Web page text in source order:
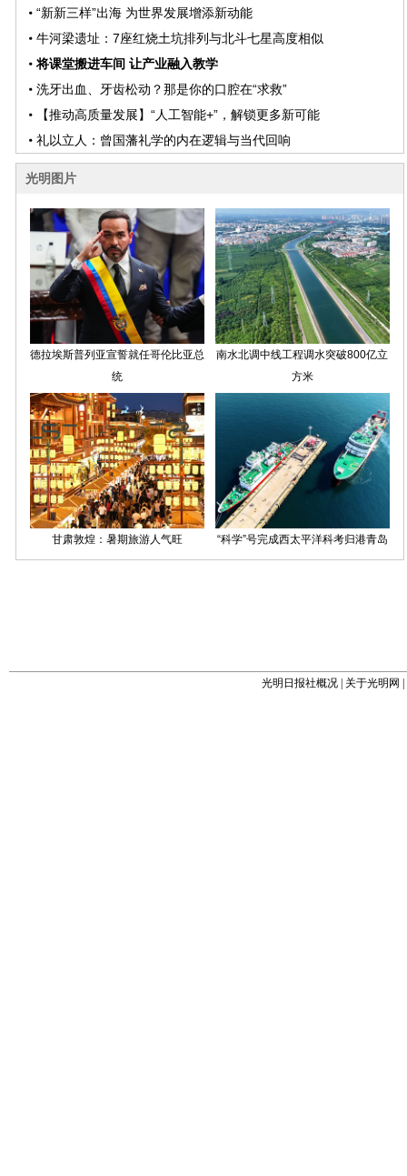
光明日报社概况 关于光明网